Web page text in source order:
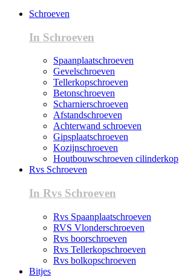
Schroeven
In Schroeven
Spaanplaatschroeven
Gevelschroeven
Tellerkopschroeven
Betonschroeven
Scharnierschroeven
Afstandschroeven
Achterwand schroeven
Gipsplaatschroeven
Kozijnschroeven
Houtbouwschroeven cilinderkop
Rvs Schroeven
In Rvs Schroeven
Rvs Spaanplaatschroeven
RVS Vlonderschroeven
Rvs boorschroeven
Rvs Tellerkopschroeven
Rvs bolkopschroeven
Bitjes